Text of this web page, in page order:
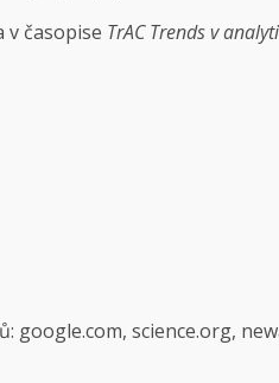
v časopise TrAC Trends v
google.com, science.org,